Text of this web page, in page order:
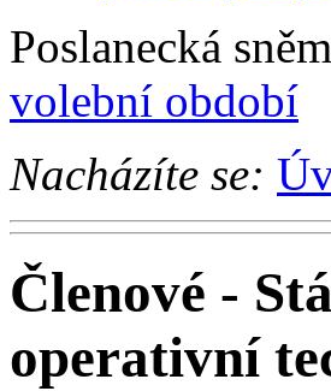
Poslanecká
volební období
Nacházíte se:
Členové -
operativní